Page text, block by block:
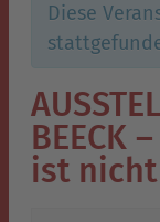
Diese
BEECK
ist nicht